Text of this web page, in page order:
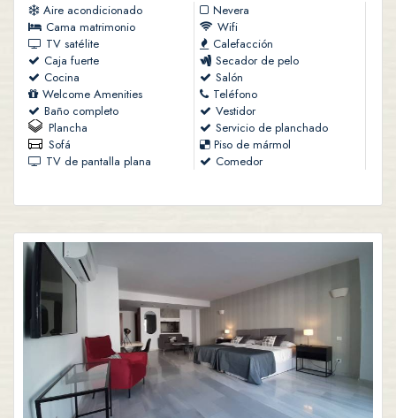
Aire acondicionado
Nevera
Cama matrimonio
Wifi
TV satélite
Calefacción
Caja fuerte
Secador de pelo
Cocina
Salón
Welcome Amenities
Teléfono
Baño completo
Vestidor
Plancha
Servicio de planchado
Sofá
Piso de mármol
TV de pantalla plana
Comedor